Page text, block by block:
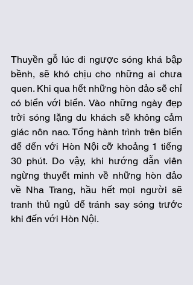
Thuyền gỗ lúc đi ngược sóng khá bập
bềnh, sẽ khó chịu cho những ai chưa
quen. Khi qua hết những hòn đảo sẽ chỉ
có biển với biển. Vào những ngày đẹp
trời sóng lặng du khách sẽ không cảm
giác nôn nao. Tổng hành trình trên biển
để đến với Hòn Nội cỡ khoảng 1 tiếng
30 phút. Do vậy, khi hướng dẫn viên
ngừng thuyết minh về những hòn đảo
về Nha Trang, hầu hết mọi người sẽ
tranh thủ ngủ để tránh say sóng trước
khi đến với Hòn Nội.